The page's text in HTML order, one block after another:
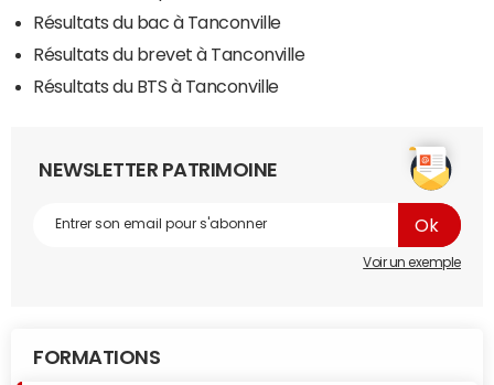
Résultats du bac à Tanconville
Résultats du brevet à Tanconville
Résultats du BTS à Tanconville
NEWSLETTER PATRIMOINE
Voir un exemple
FORMATIONS